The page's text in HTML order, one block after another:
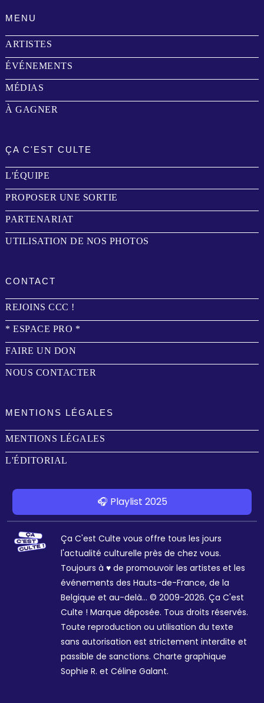
MENU
ARTISTES
ÉVÉNEMENTS
MÉDIAS
À GAGNER
ÇA C'EST CULTE
L'ÉQUIPE
PROPOSER UNE SORTIE
PARTENARIAT
UTILISATION DE NOS PHOTOS
CONTACT
REJOINS CCC !
* ESPACE PRO *
FAIRE UN DON
NOUS CONTACTER
MENTIONS LÉGALES
MENTIONS LÉGALES
L'ÉDITORIAL
🎧 Playlist 2025
Ça C'est Culte vous offre tous les jours
l'actualité culturelle près de chez vous.
Toujours à ♥ de promouvoir les artistes et les
événements des Hauts-de-France, de la
Belgique et au-delà... © 2009-2026. Ça C'est
Culte ! Marque déposée. Tous droits réservés.
Toute reproduction ou utilisation du texte
sans autorisation est strictement interdite et
passible de sanctions. Charte graphique
Sophie R. et Céline Galant.